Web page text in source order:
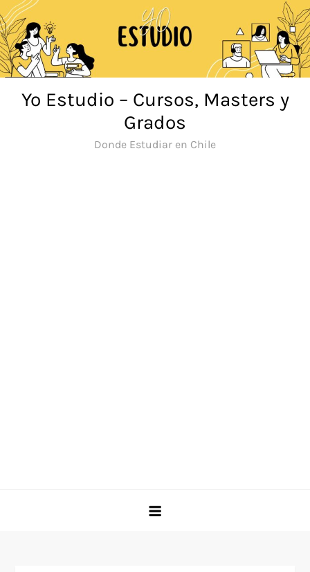
Saltar
al
contenido
Yo Estudio – Cursos, Masters y
Grados
Donde Estudiar en Chile